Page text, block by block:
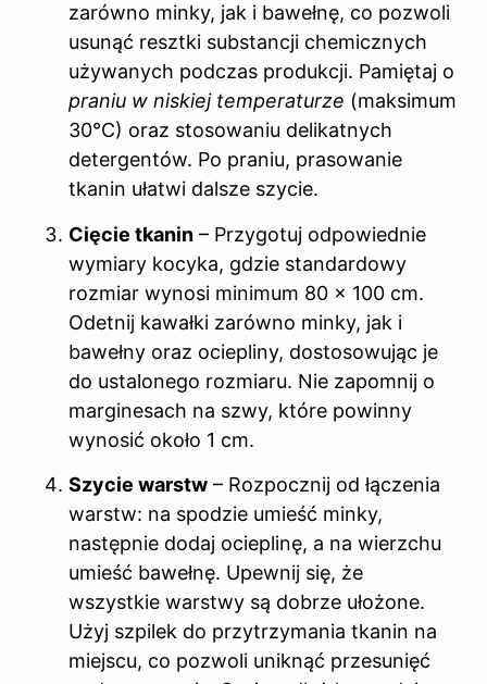
zarówno minky, jak i bawełnę, co pozwoli
usunąć resztki substancji chemicznych
używanych podczas produkcji. Pamiętaj o
praniu w niskiej temperaturze (maksimum
30°C) oraz stosowaniu delikatnych
detergentów. Po praniu, prasowanie
tkanin ułatwi dalsze szycie.
Cięcie tkanin – Przygotuj odpowiednie
wymiary kocyka, gdzie standardowy
rozmiar wynosi minimum 80 x 100 cm.
Odetnij kawałki zarówno minky, jak i
bawełny oraz ociepliny, dostosowując je
do ustalonego rozmiaru. Nie zapomnij o
marginesach na szwy, które powinny
wynosić około 1 cm.
Szycie warstw – Rozpocznij od łączenia
warstw: na spodzie umieść minky,
następnie dodaj ocieplinę, a na wierzchu
umieść bawełnę. Upewnij się, że
wszystkie warstwy są dobrze ułożone.
Użyj szpilek do przytrzymania tkanin na
miejscu, co pozwoli uniknąć przesunięć